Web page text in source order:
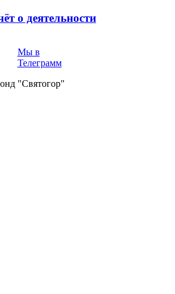
о деятельности
Мы в
Телеграмм
"Святогор"